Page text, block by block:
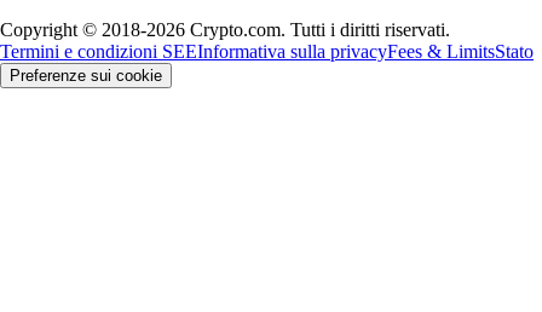
Copyright © 2018-2026 Crypto.com. Tutti i diritti riservati.
Termini e condizioni SEEInformativa sulla privacyFees & LimitsStato
Preferenze sui cookie